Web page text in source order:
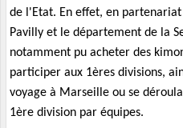
de l'Etat. En effet, en
Pavilly et le département de la
notamment pu acheter des
participer aux 1ères divisions,
voyage à Marseille ou se
1ère division par équipes.